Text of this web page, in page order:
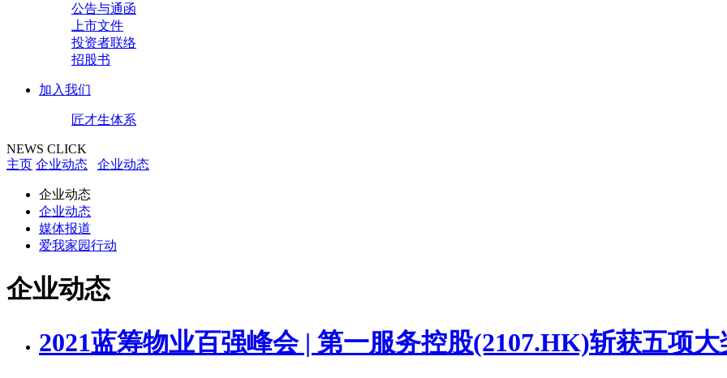
公告与通函
上市文件
投资者联络
招股书
加入我们
匠才生体系
NEWS CLICK
主页 企业动态 企业动态
企业动态
企业动态
媒体报道
爱我家园行动
企业动态
2021蓝筹物业百强峰会 | 第一服务控股(2107.HK)斩获五项大